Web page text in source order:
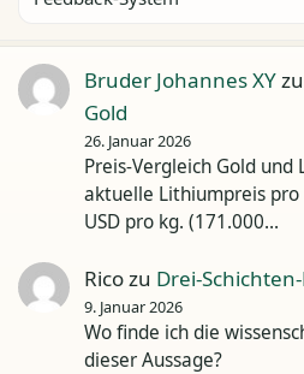
Bruder Johannes XYzu
Gold
26. Januar 2026
Preis-Vergleich Gold und
aktuelle Lithiumpreis
USD pro kg. (171.000…
Ricozu Drei-
9. Januar 2026
Wo finde ich die
dieser Aussage?